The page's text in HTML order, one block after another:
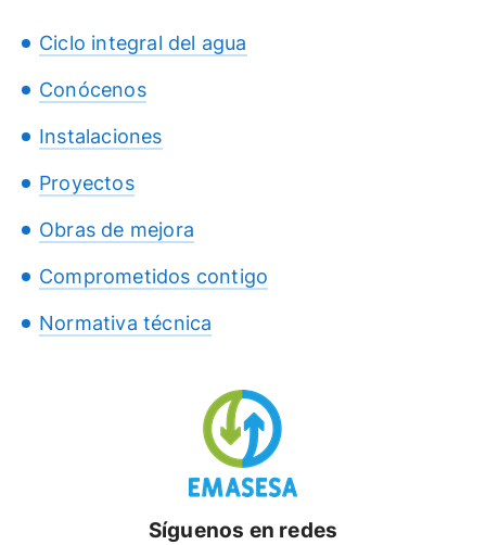
Ciclo integral del agua
Conócenos
Instalaciones
Proyectos
Obras de mejora
Comprometidos contigo
Normativa técnica
Síguenos en redes